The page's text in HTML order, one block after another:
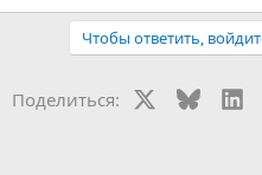
Чтобы ответить,
Поделиться: Bluesky